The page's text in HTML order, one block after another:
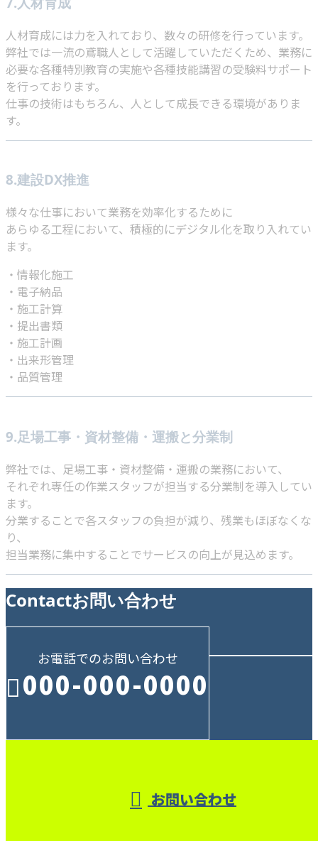
人材育成には力を入れており、数々の研修を行っています。
弊社では一流の鳶職人として活躍していただくため、業務に
必要な各種特別教育の実施や各種技能講習の受験料サポート
を行っております。
仕事の技術はもちろん、人として成長できる環境がありま
す。
8.建設DX推進
様々な仕事において業務を効率化するために
あらゆる工程において、積極的にデジタル化を取り入れてい
ます。
・情報化施工
・電子納品
・施工計算
・提出書類
・施工計画
・出来形管理
・品質管理
9.足場工事・資材整備・運搬と分業制
弊社では、足場工事・資材整備・運搬の業務において、
それぞれ専任の作業スタッフが担当する分業制を導入してい
ます。
分業することで各スタッフの負担が減り、残業もほぼなくな
り、
担当業務に集中することでサービスの向上が見込めます。
Contactお問い合わせ
お電話でのお問い合わせ
000-000-0000
お問い合わせ